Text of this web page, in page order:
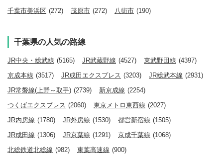
千葉市美浜区 (272) 茂原市 (272) 八街市 (190)
千葉県の人気の路線
JR中央・総武線 (5165) JR武蔵野線 (4527) 東武野田線 (4397)
京成本線 (3517) JR成田エクスプレス (3203) JR総武本線 (2931)
JR常磐線(上野～取手) (2739) 新京成線 (2254)
つくばエクスプレス (2060) 東京メトロ東西線 (2027)
JR内房線 (1780) JR外房線 (1530) 都営新宿線 (1505)
JR成田線 (1306) JR京葉線 (1291) 京成千葉線 (1068)
北総鉄道北総線 (982) 東葉高速線 (900)